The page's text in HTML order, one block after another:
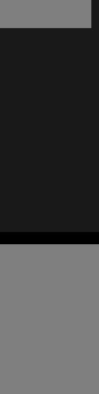
nueva ventana)
nueva ventana)